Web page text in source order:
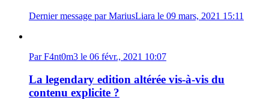
Dernier message par MariusLiara le 09 mars, 2021 15:11
Par F4nt0m3 le 06 févr., 2021 10:07
La legendary edition altérée vis-à-vis du
contenu explicite ?